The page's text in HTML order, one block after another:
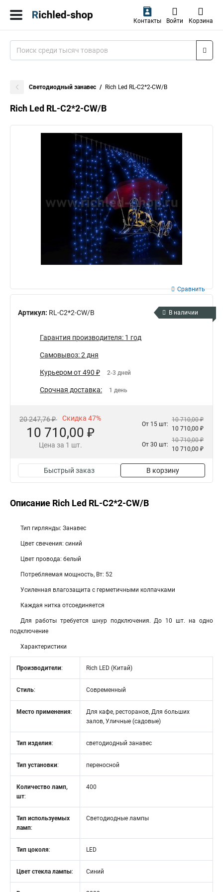
Контакты Войти Корзина
Светодиодный занавес Rich Led RL-C2*2-CW/B
Rich Led RL-C2*2-CW/B
Артикул: RL-C2*2-CW/B
Сравнить
В наличии
Гарантия производителя: 1 год
Самовывоз: 2 дня
Курьером от 490 ₽ 2-3 дней
Срочная доставка: 1 день
20 247,76 ₽ Скидка 47%
10 710,00 ₽
Цена за 1 шт.
От 15 шт:
10 710,00 ₽
10 710,00 ₽
От 30 шт:
10 710,00 ₽
10 710,00 ₽
Быстрый заказ В корзину
Описание Rich Led RL-C2*2-CW/B
Тип гирлянды: Занавес
Цвет свечения: синий
Цвет провода: белый
Потребляемая мощность, Вт: 52
Усиленная влагозащита с герметичными колпачками
Каждая нитка отсоединяется
Для работы требуется шнур подключения. До 10 шт. на одно
подключение
Характеристики
Производители: Rich LED (Китай)
Стиль: Современный
Место применения:
Для кафе, ресторанов, Для больших
залов, Уличные (садовые)
Тип изделия: светодиодный занавес
Тип установки: переносной
Количество ламп,
шт:
400
Тип используемых
ламп:
Светодиодные лампы
Тип цоколя: LED
Цвет стекла лампы: Синий